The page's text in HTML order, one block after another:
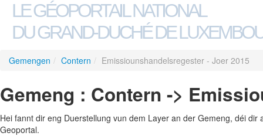
LE GÉOPORTAIL NATIONAL
DU GRAND-DUCHÉ DE
Gemengen / Contern / Emissiounshandelsregester - Joer 2015
Gemeng : Contern ->
Hei fannt dir eng Duerstellung vun dem Layer an der Gemeng, déi
Geoportal.